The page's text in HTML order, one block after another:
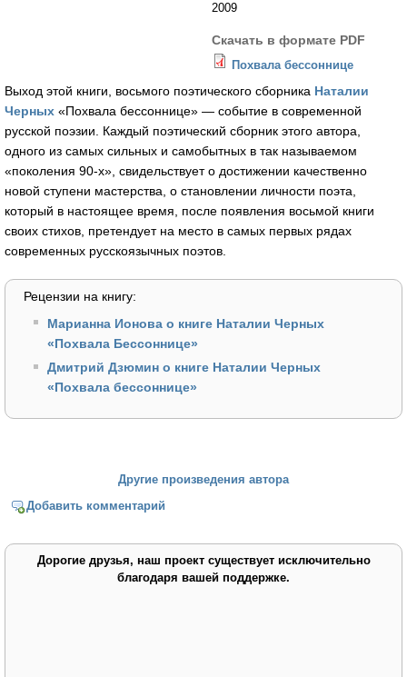
2009
Скачать в формате PDF
Похвала бессоннице
Выход этой книги, восьмого поэтического сборника Наталии
Черных «Похвала бессоннице» — событие в современной
русской поэзии. Каждый поэтический сборник этого автора,
одного из самых сильных и самобытных в так называемом
«поколения 90-х», свидельствует о достижении качественно
новой ступени мастерства, о становлении личности поэта,
который в настоящее время, после появления восьмой книги
своих стихов, претендует на место в самых первых рядах
современных русскоязычных поэтов.
Рецензии на книгу:
Марианна Ионова о книге Наталии Черных
«Похвала Бессоннице»
Дмитрий Дзюмин о книге Наталии Черных
«Похвала бессоннице»
Другие произведения автора
Добавить комментарий
Дорогие друзья, наш проект существует исключительно
благодаря вашей поддержке.